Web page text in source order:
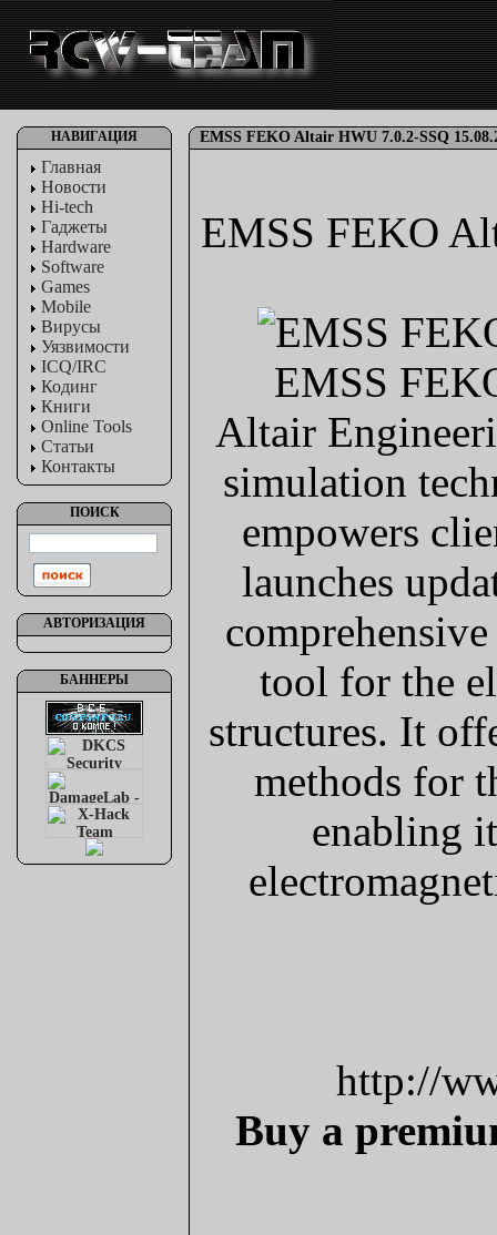
НАВИГАЦИЯ
Главная
Новости
Hi-tech
Гаджеты
Hardware
Software
Games
Mobile
Вирусы
Уязвимости
ICQ/IRC
Кодинг
Книги
Online Tools
Статьи
Контакты
ПОИСК
АВТОРИЗАЦИЯ
БАННЕРЫ
EMSS FEKO Altair HWU 7.0.2-SSQ
EMSS FEKO
EMSS
Altair
simulation
empowers
launches
tool for the
structures. It
methods for
enabling
http://
Buy a